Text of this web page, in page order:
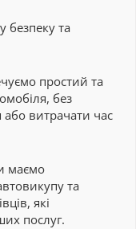
та
простий та
без
або витрачати час
маємо
та
які
послуг.